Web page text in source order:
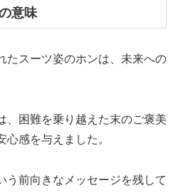
意味
たスーツ姿のホンは、未来への
、困難を乗り越えた末のご褒美
感を与えました。
う前向きなメッセージを残して